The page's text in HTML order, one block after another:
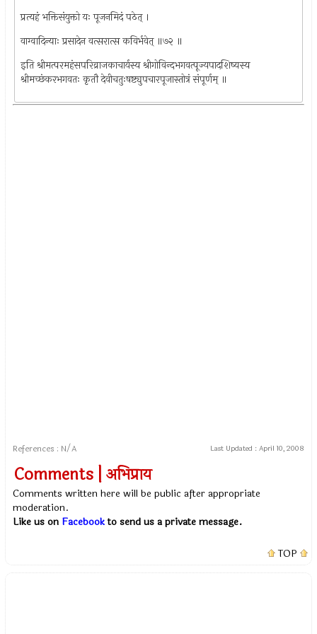
प्रत्यहं भक्तिसंयुक्तो यः पूजनमिदं पठेत् ।
वाग्वादिन्याः प्रसादेन वत्सरात्स कविर्भवेत् ॥७२ ॥
इति श्रीमत्परमहंसपरिव्राजकाचार्यस्य श्रीगोविन्दभगवत्पूज्यपादशिष्यस्य
श्रीमच्छंकरभगवतः कृतौ देवीचतुःषष्ट्युपचारपूजास्तोत्रं संपूर्णम् ॥
References : N/A Last Updated : April 10, 2008
Comments | अभिप्राय
Comments written here will be public after appropriate
moderation.
Like us on Facebookto send us a private message.
TOP